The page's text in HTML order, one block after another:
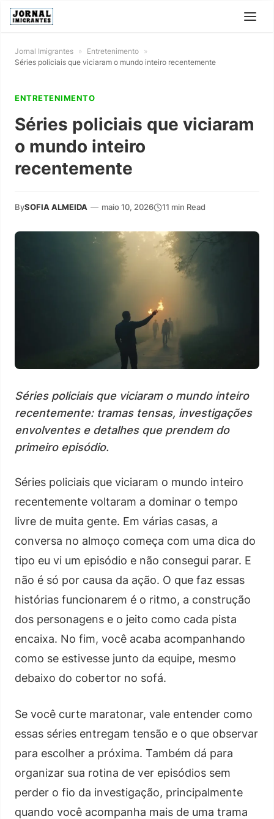
Jornal Imigrantes » Entretenimento »
Séries policiais que viciaram o mundo inteiro recentemente
ENTRETENIMENTO
Séries policiais que viciaram
o mundo inteiro
recentemente
BySOFIA ALMEIDA — maio 10, 2026 11 min Read
Séries policiais que viciaram o mundo inteiro
recentemente: tramas tensas, investigações
envolventes e detalhes que prendem do
primeiro episódio.
Séries policiais que viciaram o mundo inteiro
recentemente voltaram a dominar o tempo
livre de muita gente. Em várias casas, a
conversa no almoço começa com uma dica do
tipo eu vi um episódio e não consegui parar. E
não é só por causa da ação. O que faz essas
histórias funcionarem é o ritmo, a construção
dos personagens e o jeito como cada pista
encaixa. No fim, você acaba acompanhando
como se estivesse junto da equipe, mesmo
debaixo do cobertor no sofá.
Se você curte maratonar, vale entender como
essas séries entregam tensão e o que observar
para escolher a próxima. Também dá para
organizar sua rotina de ver episódios sem
perder o fio da investigação, principalmente
quando você acompanha mais de uma trama